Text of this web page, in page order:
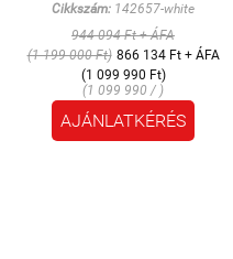
Cikkszám: 142657-white
944 094 Ft + ÁFA
(1 199 000 Ft) 866 134 Ft + ÁFA
(1 099 990 Ft)
(1 099 990 / )
AJÁNLATKÉRÉS